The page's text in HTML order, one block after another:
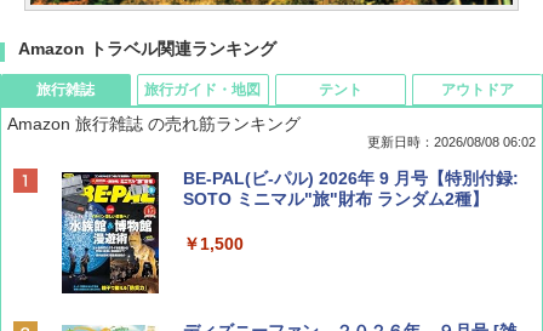
Amazon トラベル関連ランキング
旅行雑誌
Amazon 旅行雑誌 の売れ筋ランキング
更新日時：2026/08/08 06:02
BE-PAL(ビ-パル) 2026年 9 月号【特別付録:
SOTO ミニマル"旅"財布 ランダム2種】
￥1,500
旅行ガイド・地図 テント アウトドア